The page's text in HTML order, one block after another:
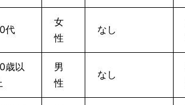
代
女
性
なし
歳以
男
性
なし